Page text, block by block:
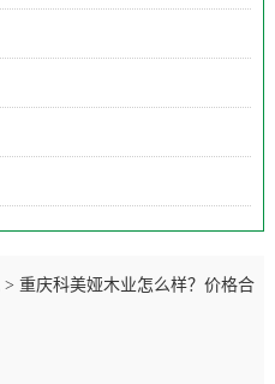
> 重庆科美娅木业怎么样？价格合